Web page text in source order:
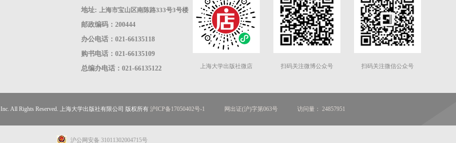
地址: 上海市宝山区南陈路333号3号楼
邮政编码：200444
办公电话：021-66135118
购书电话：021-66135109
总编办电话：021-66135122
上海大学出版社微店 扫码关注微博公众号 扫码关注微信公众号
Inc. All Rights Reserved. 上海大学出版社有限公司 版权所有 沪ICP备17050402号-1 网出证(沪)字第063号 访问量： 24857951
沪公网安备 31011302004715号